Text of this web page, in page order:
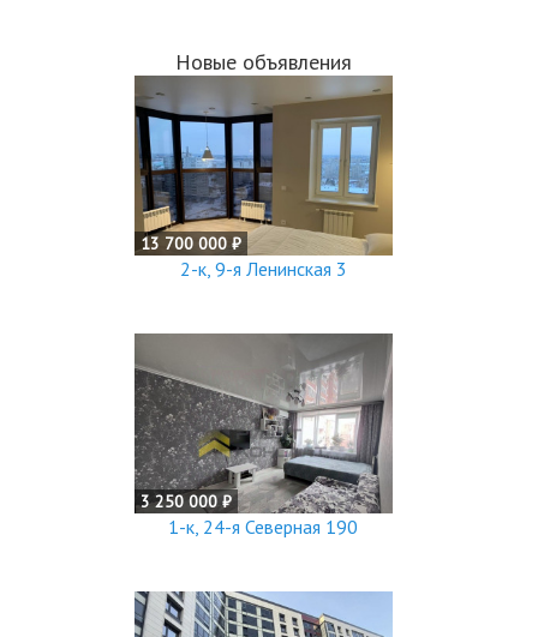
Новые объявления
13 700 000 ₽
2-к, 9-я Ленинская 3
3 250 000 ₽
1-к, 24-я Северная 190